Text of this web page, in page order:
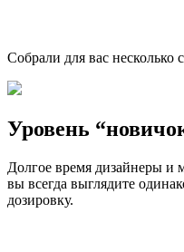
Собрали для вас
Уровень
Долгое время дизайнеры и
вы всегда выглядите
дозировку.